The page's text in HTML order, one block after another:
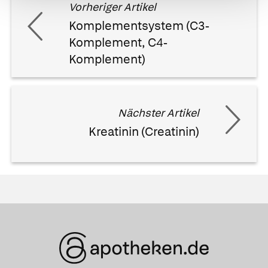
Vorheriger Artikel
Komplementsystem (C3-
Komplement, C4-
Komplement)
Nächster Artikel
Kreatinin (Creatinin)